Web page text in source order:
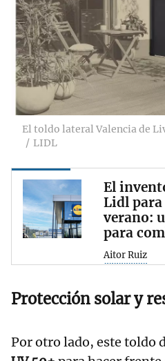
El toldo lateral Valencia de
LIDL
El
Lidl para
verano:
para
Aitor Ruiz
Protección solar y
Por otro lado, este toldo